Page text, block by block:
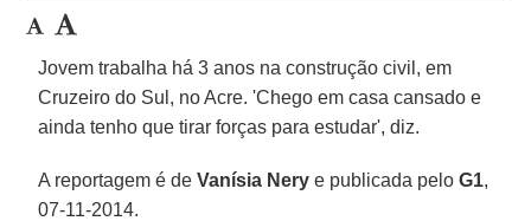
Jovem trabalha há 3 anos na construção civil, em
Cruzeiro do Sul, no Acre. 'Chego em casa cansado e
ainda tenho que tirar forças para estudar', diz.
A reportagem é deVanísia Nery e publicada peloG1,
07-11-2014.